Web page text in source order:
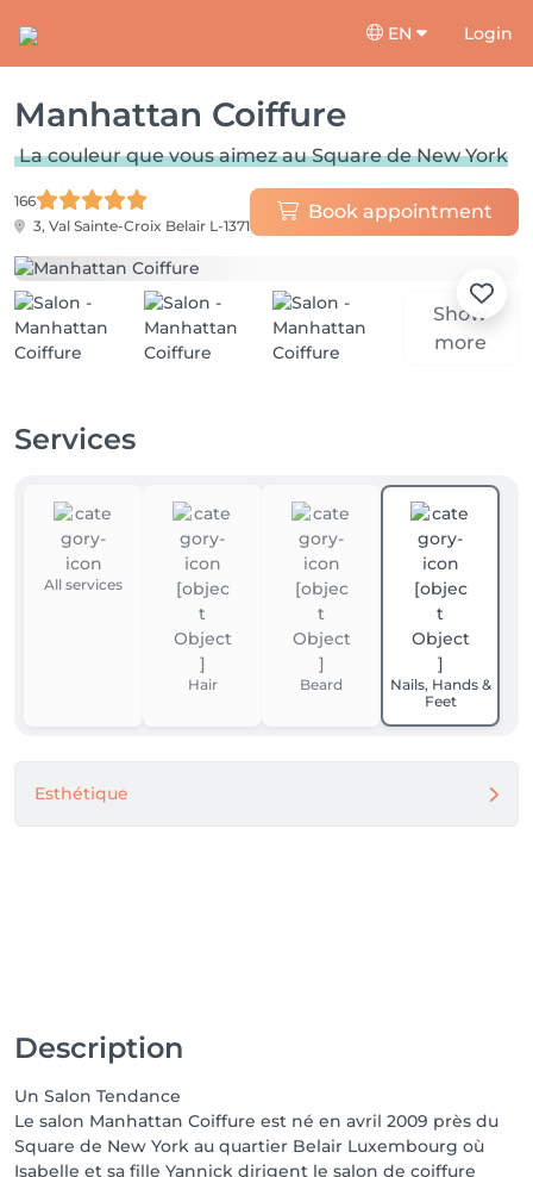
EN Login
Manhattan Coiffure
La couleur que vous aimez au Square de New York
166
3, Val Sainte-Croix Belair L-1371
Book appointment
Show
more
Services
All services
Hair Beard
Nails, Hands &
Feet
Esthétique
Description
Un Salon Tendance
Le salon Manhattan Coiffure est né en avril 2009 près du
Square de New York au quartier Belair Luxembourg où
Isabelle et sa fille Yannick dirigent le salon de coiffure